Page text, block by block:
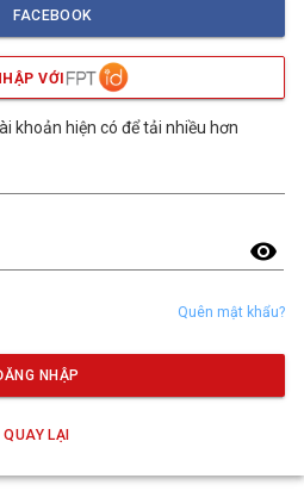
FACEBOOK
VỚI
khoản hiện có để tải nhiều hơn
visibility
Quên mật khẩu?
NHẬP
QUAY LẠI